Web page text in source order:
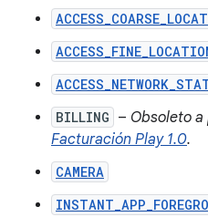
BILLING – Obsoleto
Facturación Play 1.0.
CAMERA